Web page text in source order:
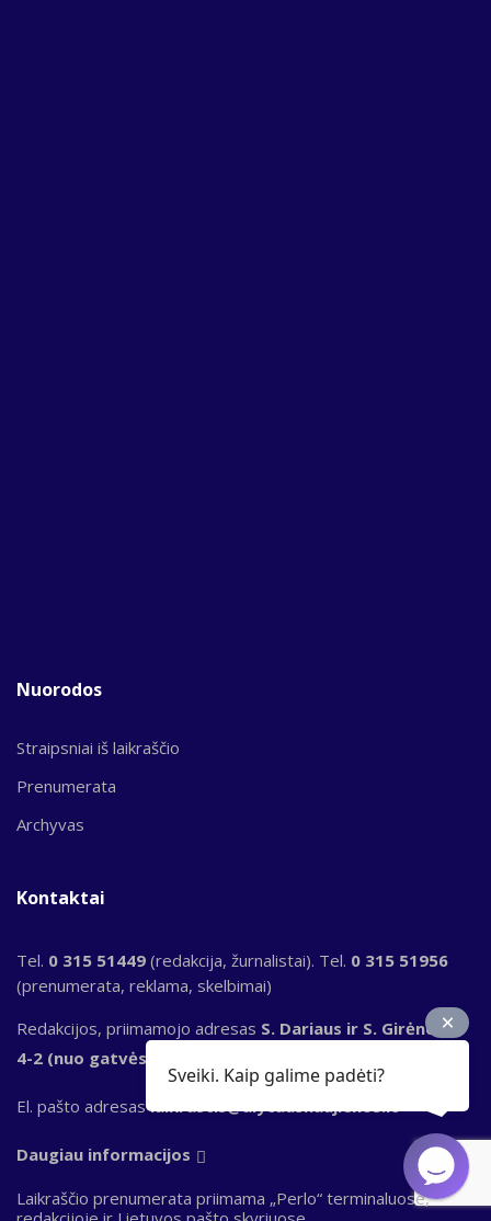
Nuorodos
Straipsniai iš laikraščio
Prenumerata
Archyvas
Kontaktai
Tel. 0 315 51449 (redakcija, žurnalistai). Tel. 0 315 51956
(prenumerata, reklama, skelbimai)
Redakcijos, priimamojo adresas S. Dariaus ir S. Girėno g.
4-2 (nuo gatvės pusės), LT-62137, Alytus
El. pašto adresaslaikrastis@alytausnaujienos.lt
Daugiau informacijos
Laikraščio prenumerata priimama „Perlo“ terminaluose,
Sveiki. Kaip galime padėti?